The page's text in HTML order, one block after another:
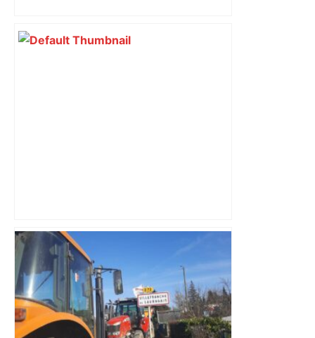
Top 14: comment Perpignan a une
nouvelle fois fait tomber Toulouse? –
RMC Sport